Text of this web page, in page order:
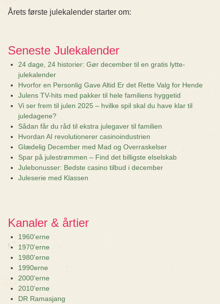
Årets første julekalender starter om:
Seneste Julekalender
24 dage, 24 historier: Gør december til en gratis lytte-
julekalender
Hvorfor en Personlig Gave Altid Er det Rette Valg for Hende
Julens TV-hits med pakker til hele familiens hyggetid
Vi ser frem til julen 2025 – hvilke spil skal du have klar til
juledagene?
Sådan får du råd til ekstra julegaver til familien
Hvordan AI revolutionerer casinoindustrien
Glædelig December med Mad og Overraskelser
Spar på julestrømmen – Find det billigste elselskab
Julebonusser: Bedste casino tilbud i december
Juleserie med Klassen
Kanaler & årtier
1960'erne
1970'erne
1980'erne
1990erne
2000'erne
2010'erne
DR Ramasjang